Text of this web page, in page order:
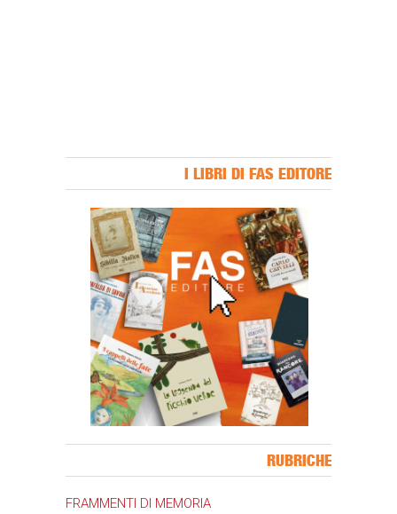
I LIBRI DI FAS EDITORE
RUBRICHE
FRAMMENTI DI MEMORIA